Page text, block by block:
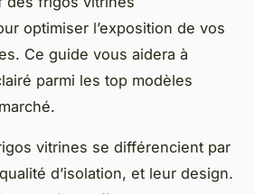
optimiser l’exposition de vos
Ce guide vous aidera à
parmi les top modèles
vitrines se différencient par
d’isolation, et leur design.